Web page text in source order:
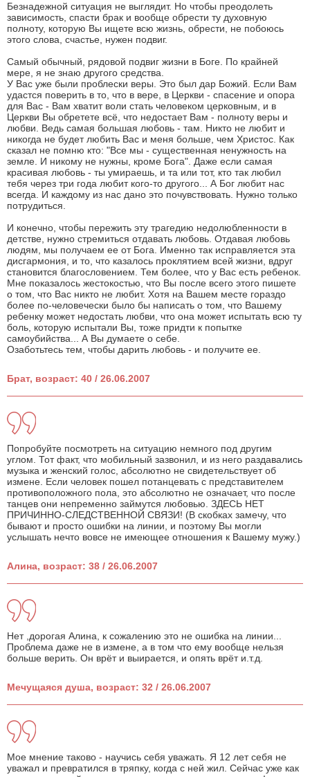
Безнадежной ситуация не выглядит. Но чтобы преодолеть
зависимость, спасти брак и вообще обрести ту духовную
полноту, которую Вы ищете всю жизнь, обрести, не побоюсь
этого слова, счастье, нужен подвиг.
Самый обычный, рядовой подвиг жизни в Боге. По крайней
мере, я не знаю другого средства.
У Вас уже были проблески веры. Это был дар Божий. Если Вам
удастся поверить в то, что в вере, в Церкви - спасение и опора
для Вас - Вам хватит воли стать человеком церковным, и в
Церкви Вы обретете всё, что недостает Вам - полноту веры и
любви. Ведь самая большая любовь - там. Никто не любит и
никогда не будет любить Вас и меня больше, чем Христос. Как
сказал не помню кто: "Все мы - существенная ненужность на
земле. И никому не нужны, кроме Бога". Даже если самая
красивая любовь - ты умираешь, и та или тот, кто так любил
тебя через три года любит кого-то другого... А Бог любит нас
всегда. И каждому из нас дано это почувствовать. Нужно только
потрудиться.
И конечно, чтобы пережить эту трагедию недолюбленности в
детстве, нужно стремиться отдавать любовь. Отдавая любовь
людям, мы получаем ее от Бога. Именно так исправляется эта
дисгармония, и то, что казалось проклятием всей жизни, вдруг
становится благословением. Тем более, что у Вас есть ребенок.
Мне показалось жестокостью, что Вы после всего этого пишете
о том, что Вас никто не любит. Хотя на Вашем месте гораздо
более по-человечески было бы написать о том, что Вашему
ребенку может недостать любви, что она может испытать всю ту
боль, которую испытали Вы, тоже придти к попытке
самоубийства... А Вы думаете о себе.
Озаботьтесь тем, чтобы дарить любовь - и получите ее.
Брат, возраст: 40 / 26.06.2007
Попробуйте посмотреть на ситуацию немного под другим
углом. Тот факт, что мобильный зазвонил, и из него раздавались
музыка и женский голос, абсолютно не свидетельствует об
измене. Если человек пошел потанцевать с представителем
противоположного пола, это абсолютно не означает, что после
танцев они непременно займутся любовью. ЗДЕСЬ НЕТ
ПРИЧИННО-СЛЕДСТВЕННОЙ СВЯЗИ! (В скобках замечу, что
бывают и просто ошибки на линии, и поэтому Вы могли
услышать нечто вовсе не имеющее отношения к Вашему мужу.)
Алина, возраст: 38 / 26.06.2007
Нет ,дорогая Алина, к сожалению это не ошибка на линии...
Проблема даже не в измене, а в том что ему вообще нельзя
больше верить. Он врёт и выирается, и опять врёт и.т.д.
Мечущаяся душа, возраст: 32 / 26.06.2007
Мое мнение таково - научись себя уважать. Я 12 лет себя не
уважал и превратился в тряпку, когда с ней жил. Сейчас уже как